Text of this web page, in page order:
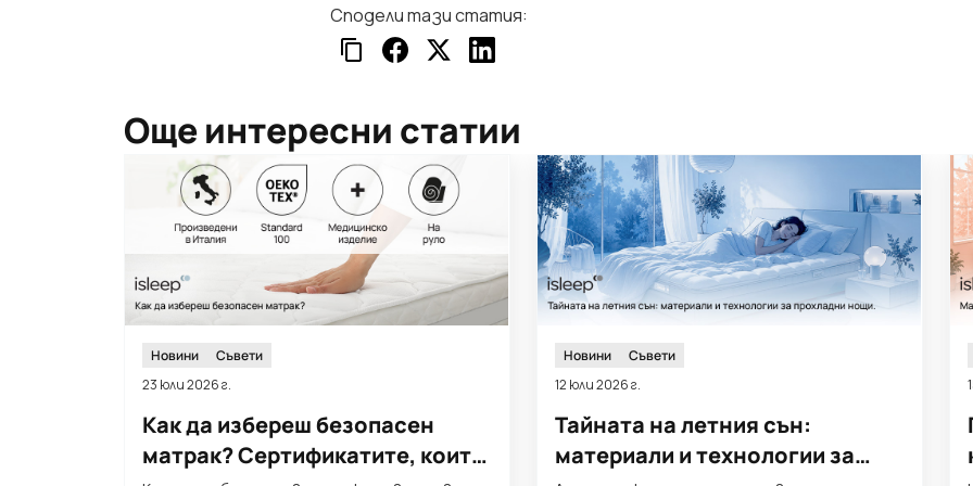
Сподели тази статия:
Още интересни статии
Новини
Съвети
23 юли 2026 г.
Как да избереш безопасен
матрак? Сертификатите, които
Новини
Съвети
12 юли 2026 г.
Тайната на летния сън:
материали и технологии за